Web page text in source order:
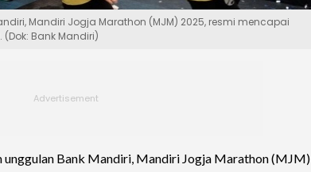
Mandiri Jogja Marathon (MJM) 2025, resmi mencapai
Bank Mandiri)
unggulan Bank Mandiri, Mandiri Jogja Marathon (MJM)